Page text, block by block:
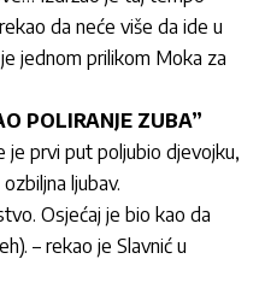
da neće više da ide u
jednom prilikom Moka za
POLIRANJE ZUBA”
je prvi put poljubio djevojku,
ljubav.
Osjećaj je bio kao da
– rekao je Slavnić u